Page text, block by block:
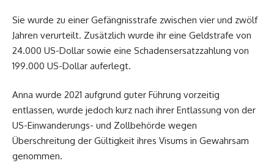
Sie wurde zu einer Gefängnisstrafe zwischen vier und zwölf
Jahren verurteilt. Zusätzlich wurde ihr eine Geldstrafe von
24.000 US-Dollar sowie eine Schadensersatzzahlung von
199.000 US-Dollar auferlegt.
Anna wurde 2021 aufgrund guter Führung vorzeitig
entlassen, wurde jedoch kurz nach ihrer Entlassung von der
US-Einwanderungs- und Zollbehörde wegen
Überschreitung der Gültigkeit ihres Visums in Gewahrsam
genommen.